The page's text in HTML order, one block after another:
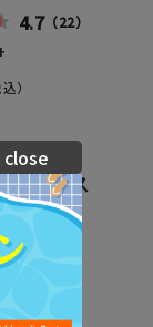
4.7（22）
）
ベース
4.9（28）
）
close